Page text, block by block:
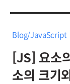
Blog/JavaScript
[JS] 요소
소의 크기